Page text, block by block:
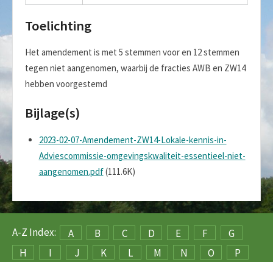
Toelichting
Het amendement is met 5 stemmen voor en 12 stemmen
tegen niet aangenomen, waarbij de fracties AWB en ZW14
hebben voorgestemd
Bijlage(s)
2023-02-07-Amendement-ZW14-Lokale-kennis-in-
Adviescommissie-omgevingskwaliteit-essentieel-niet-
aangenomen.pdf(111.6K)
A-Z Index: A B C D E F
G
H
I J K L M N O
P